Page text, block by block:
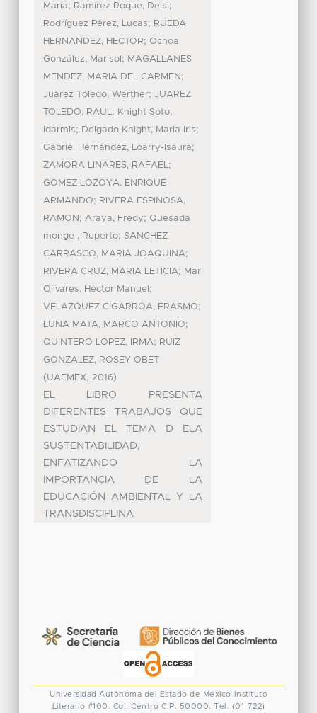
María; Ramírez Roque, Delsi;
Rodríguez Pérez, Lucas; RUEDA
HERNANDEZ, HECTOR; Ochoa
González, Marisol ; MAGALLANES
MENDEZ, MARIA DEL CARMEN ;
Juárez Toledo, Werther; JUAREZ
TOLEDO, RAUL; Knight Soto,
Idarmis; Delgado Knight, Marla Iris;
Gabriel Hernández, Loarry-Isaura;
ZAMORA LINARES, RAFAEL;
GOMEZ LOZOYA, ENRIQUE
ARMANDO; RIVERA ESPINOSA,
RAMON ; Araya, Fredy; Quesada
monge , Ruperto; SANCHEZ
CARRASCO, MARIA JOAQUINA;
RIVERA CRUZ, MARIA LETICIA; Mar
Olivares, Héctor Manuel ;
VELAZQUEZ CIGARROA, ERASMO;
LUNA MATA, MARCO ANTONIO;
QUINTERO LOPEZ, IRMA; RUIZ
GONZALEZ, ROSEY OBET
(UAEMEX, 2016)
EL LIBRO PRESENTA
DIFERENTES TRABAJOS QUE
ESTUDIAN EL TEMA D ELA
SUSTENTABILIDAD,
ENFATIZANDO LA
IMPORTANCIA DE LA
EDUCACIÓN AMBIENTAL Y LA
TRANSDISCIPLINA
Universidad Autónoma del Estado de México
Instituto
Literario #100. Col. Centro C.P. 50000. Tel. (01-722)